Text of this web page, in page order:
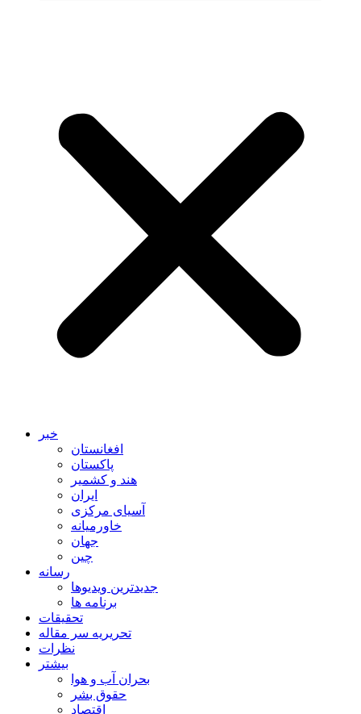
خبر
افغانستان
پاکستان
هند و کشمیر
ایران
آسیای مرکزی
خاورمیانه
جهان
چین
رسانه
جدیدترین ویدیوها
برنامه ها
تحقیقات
تحریریه سر مقاله
نظرات
بیشتر
بحران آب و هوا
حقوق بشر
اقتصاد